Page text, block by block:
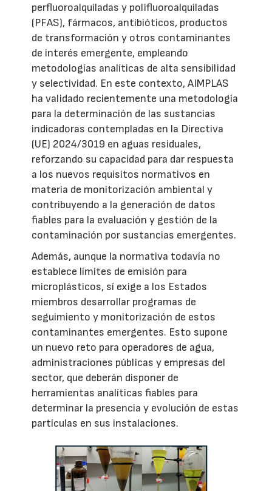
perfluoroalquiladas y polifluoroalquiladas
(PFAS), fármacos, antibióticos, productos
de transformación y otros contaminantes
de interés emergente, empleando
metodologías analíticas de alta sensibilidad
y selectividad. En este contexto, AIMPLAS
ha validado recientemente una metodología
para la determinación de las sustancias
indicadoras contempladas en la Directiva
(UE) 2024/3019 en aguas residuales,
reforzando su capacidad para dar respuesta
a los nuevos requisitos normativos en
materia de monitorización ambiental y
contribuyendo a la generación de datos
fiables para la evaluación y gestión de la
contaminación por sustancias emergentes.
Además, aunque la normativa todavía no
establece límites de emisión para
microplásticos, sí exige a los Estados
miembros desarrollar programas de
seguimiento y monitorización de estos
contaminantes emergentes. Esto supone
un nuevo reto para operadores de agua,
administraciones públicas y empresas del
sector, que deberán disponer de
herramientas analíticas fiables para
determinar la presencia y evolución de estas
partículas en sus instalaciones.